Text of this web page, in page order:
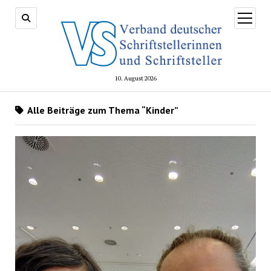
10. August 2026
Menü
öffnen
Alle Beiträge zum Thema “Kinder”